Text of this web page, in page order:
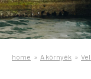
home A környék